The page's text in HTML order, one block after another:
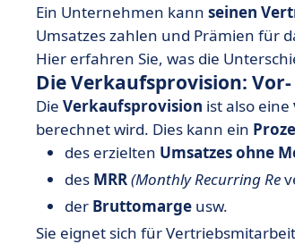
Ein Unternehmen kann seinen
Umsatzes zahlen und Prämien für
Hier erfahren Sie, was die
Die Verkaufsprovision:
Die Verkaufsprovision ist also eine
berechnet wird. Dies kann ein
des erzielten Umsatzes ohne
des MRR(Monthly Recurring Re
der Bruttomarge usw.
Sie eignet sich für